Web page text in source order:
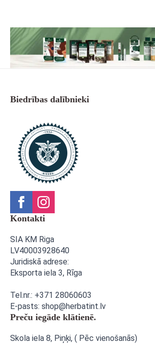
Biedrības dalībnieki
Kontakti
SIA KM Riga
LV40003928640
Juridiskā adrese:
Eksporta iela 3, Rīga
Tel.nr.: +371 28060603
E-pasts: shop@herbatint.lv
Preču iegāde klātienē.
Skola iela 8, Piņķi, ( Pēc vienošanās)